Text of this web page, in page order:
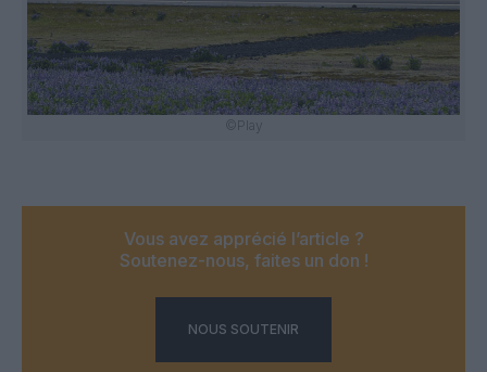
©Play
Vous avez apprécié l’article ?
Soutenez-nous, faites un don !
NOUS SOUTENIR